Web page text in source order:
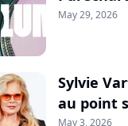
May 29, 2026
Sylvie
au point
May 3, 2026